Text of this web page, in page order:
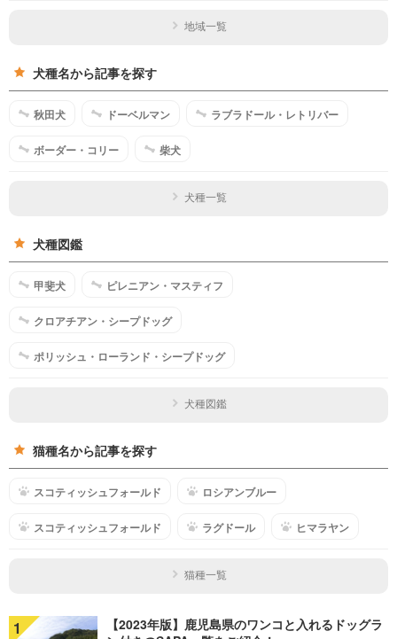
地域一覧
犬種名から記事を探す
秋田犬 ドーベルマン ラブラドール・レトリバー
ボーダー・コリー 柴犬
犬種一覧
犬種図鑑
甲斐犬 ピレニアン・マスティフ
クロアチアン・シープドッグ
ポリッシュ・ローランド・シープドッグ
犬種図鑑
猫種名から記事を探す
スコティッシュフォールド ロシアンブルー
スコティッシュフォールド ラグドール ヒマラヤン
猫種一覧
1
【2023年版】鹿児島県のワンコと入れるドッグラ